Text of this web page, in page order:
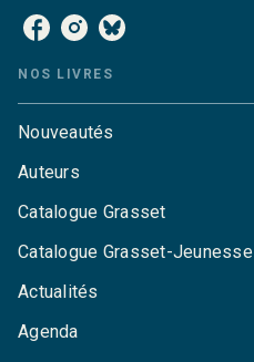
NOS LIVRES
Nouveautés
Auteurs
Catalogue Grasset
Catalogue Grasset-Jeunesse
Actualités
Agenda